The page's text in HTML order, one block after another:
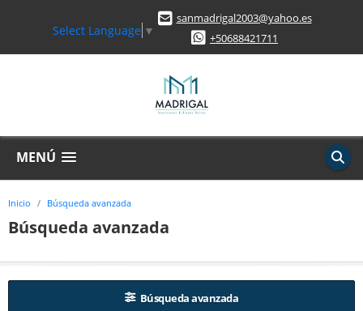
Select Language ▼
sanmadrigal2003@yahoo.es
+50688421711
MENÚ
Inicio Búsqueda avanzada
Búsqueda avanzada
Búsqueda avanzada